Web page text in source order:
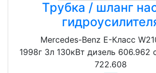
Трубка / шланг
Mercedes-Benz E-Класс
1998г 3л 130кВт дизель 606.962
722.608